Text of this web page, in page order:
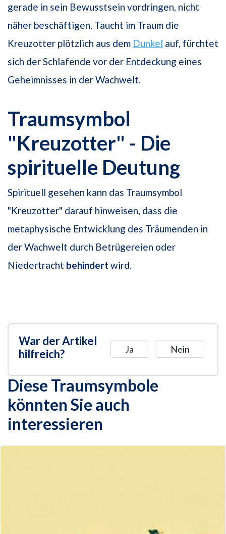
gerade in sein Bewusstsein vordringen, nicht
näher beschäftigen. Taucht im Traum die
Kreuzotter plötzlich aus dem Dunkel auf, fürchtet
sich der Schlafende vor der Entdeckung eines
Geheimnisses in der Wachwelt.
Traumsymbol
"Kreuzotter" - Die
spirituelle Deutung
Spirituell gesehen kann das Traumsymbol
"Kreuzotter" darauf hinweisen, dass die
metaphysische Entwicklung des Träumenden in
der Wachwelt durch Betrügereien oder
Niedertracht behindert wird.
War der Artikel
hilfreich?
Ja Nein
Diese Traumsymbole
könnten Sie auch
interessieren